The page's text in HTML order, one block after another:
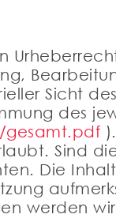
Sicht
des
gesamt.pdf
Sind
Die
werden